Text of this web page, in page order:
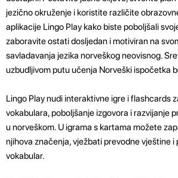
jezično okruženje i koristite različite
aplikacije Lingo Play kako biste poboljšali
zaboravite ostati dosljedan i motiviran na
savladavanja jezika norveškog neovisnog.
uzbudljivom putu učenja Norveški ispočetka
Lingo Play nudi interaktivne igre i flashcards
vokabulara, poboljšanje izgovora i razvijanje
u norveškom. U igrama s kartama možete
njihova značenja, vježbati prevodne vještine i
vokabular.